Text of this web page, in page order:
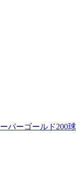
ーゴールド200球